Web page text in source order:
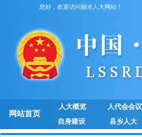
您好，欢迎访问丽水人大网站！
网站首页
人大概览 人代会会议
自身建设
县乡人大